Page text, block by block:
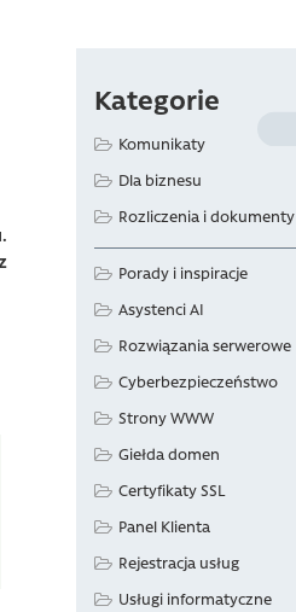
Kategorie
Komunikaty
Dla biznesu
Rozliczenia i dokumenty
Porady i inspiracje
Asystenci AI
Rozwiązania serwerowe
Cyberbezpieczeństwo
Strony WWW
Giełda domen
Certyfikaty SSL
Panel Klienta
Rejestracja usług
Usługi informatyczne